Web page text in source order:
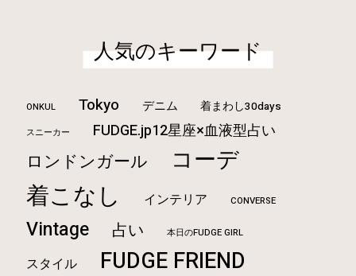
人気のキーワード
ONKUL Tokyo デニム 着まわし30days
スニーカー FUDGE.jp12星座×血液型占い
ロンドンガール コーデ
着こなし インテリア CONVERSE
Vintage 占い 本日のFUDGE GIRL
スタイル FUDGE FRIEND